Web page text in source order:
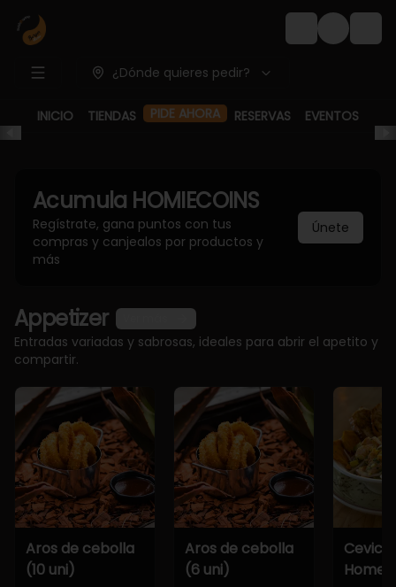
Login
¿Dónde quieres pedir?
INICIO TIENDAS PIDE AHORA RESERVAS EVENTOS
Acumula HOMIECOINS
Regístrate, gana puntos con tus
compras y canjealos por productos y
más
Únete
Appetizer
Entradas variadas y sabrosas, ideales para abrir el apetito y
compartir.
Aros de cebolla
(10 uni)
Aros de cebolla
(6 uni)
Home